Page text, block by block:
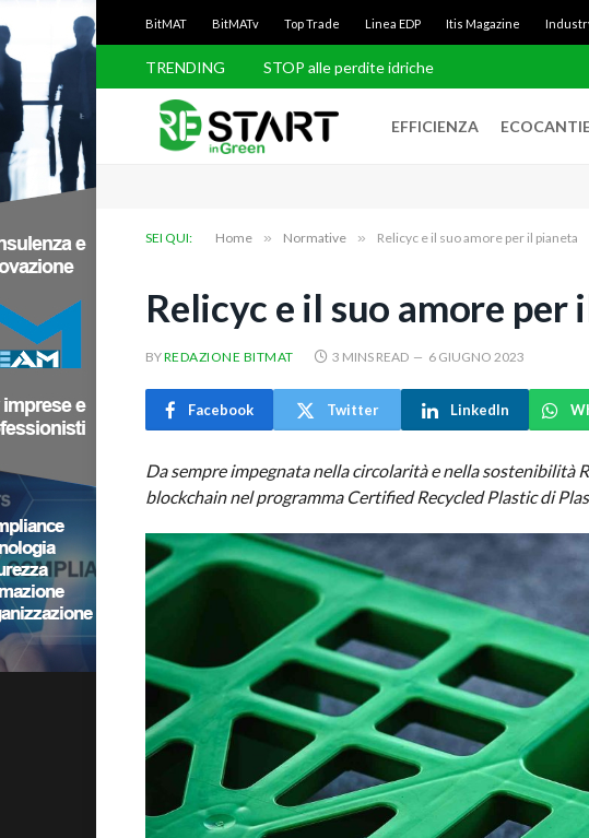
BitMAT BitMATv Top Trade Linea EDP Itis Magazine
TRENDING Balaeno rimuove i rifiuti dal mare
EFFICIENZA
SEI QUI: Home » Normative » Relicyc e il suo amore per il pianeta
Relicyc e il suo amore per
BYREDAZIONE BITMAT 3 MINS READ 6 GIUGNO 2023
Facebook Twitter LinkedIn
Da sempre impegnata nella circolarità e nella sostenibilità
blockchain nel programma Certified Recycled Plastic di